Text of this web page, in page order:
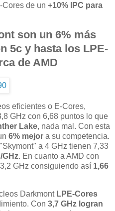
Cores de un +10% IPC para
son un 6% más
5c y hasta los LPE-
de AMD
eficientes o E-Cores,
GHz con 6,68 puntos lo que
Lake, nada mal. Con esta
6% mejor a su competencia.
"Skymont" a 4 GHz tienen 7,33
GHz. En cuanto a AMD con
GHz consiguiendo así 1,66
DarkmontLPE-Cores
Con 3,7 GHz logran